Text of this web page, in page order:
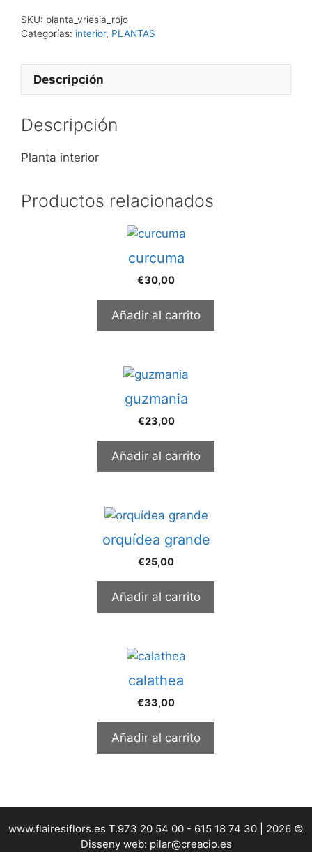
SKU: planta_vriesia_rojo
Categorías: interior, PLANTAS
Descripción
Descripción
Planta interior
Productos relacionados
curcuma
€30,00
Añadir al carrito
guzmania
€23,00
Añadir al carrito
orquídea grande
€25,00
Añadir al carrito
calathea
€33,00
Añadir al carrito
www.flairesiflors.es T.973 20 54 00 - 615 18 74 30 | 2026 ©
Disseny web: pilar@creacio.es